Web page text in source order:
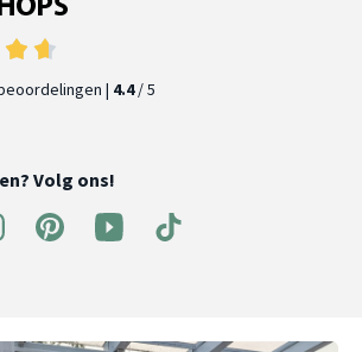
| 4.4/ 5
Volg ons!